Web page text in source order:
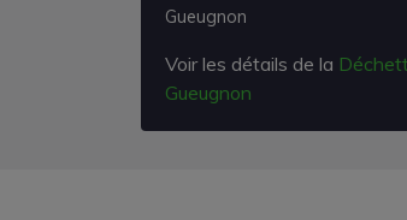
Gueugnon
Voir les détails de la
Gueugnon